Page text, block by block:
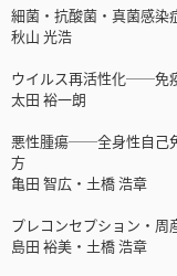
細菌・抗酸菌・真菌感
秋山 光浩
ウイルス再活性化──免
太田 裕一朗
悪性腫瘍──全身性自己
方
亀田 智広・土橋 浩章
プレコンセプション・
島田 裕美・土橋 浩章